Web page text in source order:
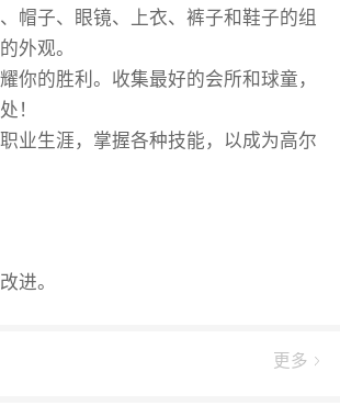
帽子、眼镜、上衣、裤子和鞋子的组
外观。
你的胜利。收集最好的会所和球童，
！
业生涯，掌握各种技能，以成为高尔
进。
更多